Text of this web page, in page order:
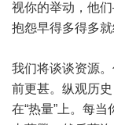
视你的举动，他
抱怨早得多得多
我们将谈谈资源
前更甚。纵观历
在“热量”上。每